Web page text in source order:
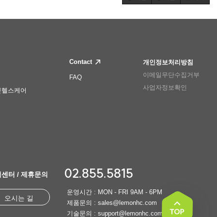
스케어
Contact
FAQ
개인정보처리방침
이메일무단수집거부
사업자정보확인
센터 / 제휴문의
오시는 길
02.855.5815
운영시간 : MON - FRI 9AM - 6PM
제품문의 : sales@lemonhc.com
기술문의 : support@lemonhc.com